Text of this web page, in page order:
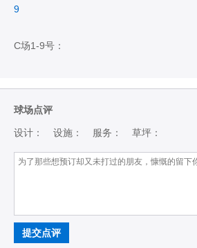
9
C场1-9号：
球场点评
设计： 设施： 服务： 草坪：
提交点评